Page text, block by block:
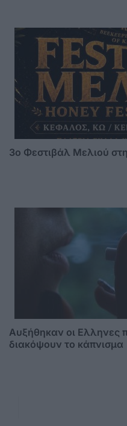
3o Φεστιβάλ Μελιού
Αυξήθηκαν οι Ελληνες
διακόψουν το κάπνισμα